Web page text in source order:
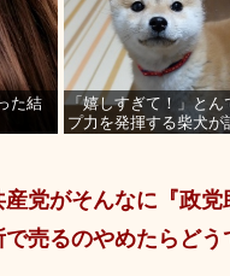
た結
「嬉しすぎて！」とん
プ力を発揮する柴犬が
産党がそんなに『政
売るのやめたらどう